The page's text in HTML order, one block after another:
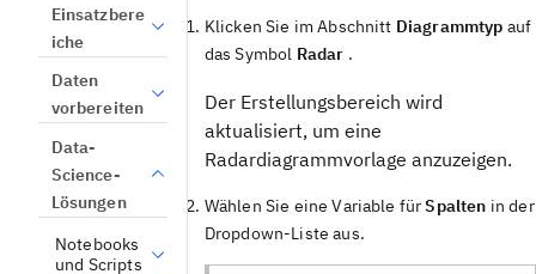
Einsatzbere
iche
Daten
vorbereiten
Data-
Science-
Lösungen
Notebooks
und Scripts
Klicken Sie im Abschnitt Diagrammtyp auf
das Symbol Radar .
Der Erstellungsbereich wird
aktualisiert, um eine
Radardiagrammvorlage anzuzeigen.
Wählen Sie eine Variable fürSpalten in der
Dropdown-Liste aus.